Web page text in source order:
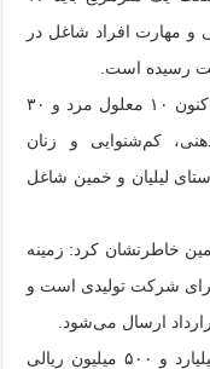
و مهارت افراد شاغل در
وی اظهار کرد: همت خیران سبب شده که اکنون ۱۰ معلول مرد و ۳۰
کم‌شنوایی و زنان
روستای لیلیان و خمین شاغل
خاطرنشان کرد: زمینه
برای شرکت تولیدی است و
ارسال می‌شود.
خلج گفت: این کسب و کار با سرمایه ۲ میلیارد و ۵۰۰ میلیون ریالی